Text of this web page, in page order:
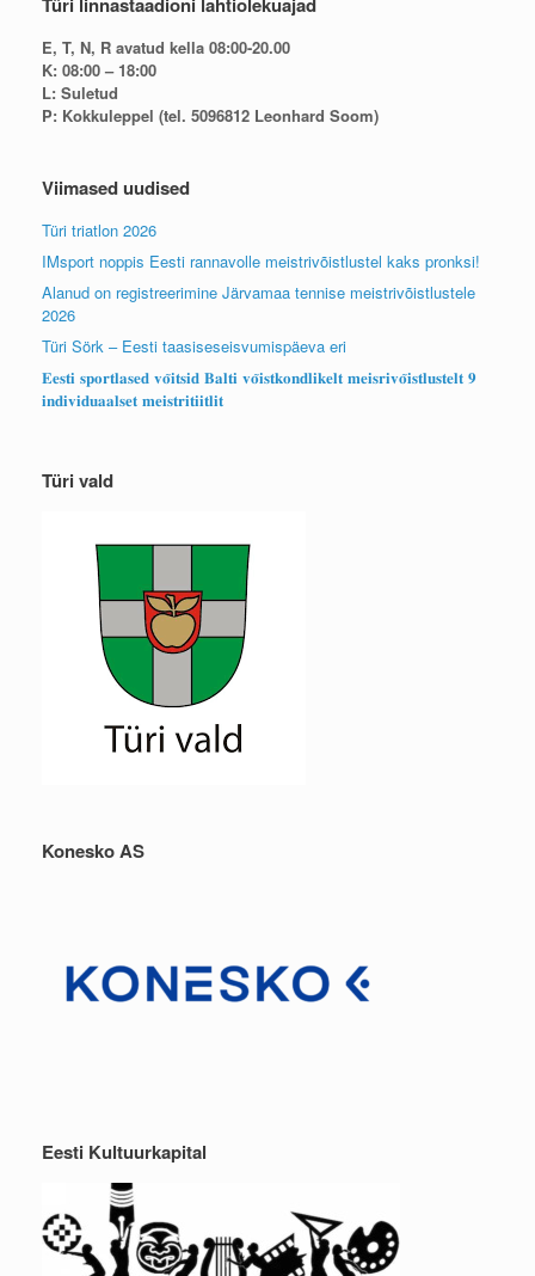
E, T, N, R avatud kella 08:00-20.00
K: 08:00 – 18:00
L: Suletud
P: Kokkuleppel (tel. 5096812 Leonhard Soom)
Viimased uudised
Türi triatlon 2026
IMsport noppis Eesti rannavolle meistrivõistlustel kaks pronksi!
Alanud on registreerimine Järvamaa tennise meistrivõistlustele
2026
Türi Sörk – Eesti taasiseseisvumispäeva eri
𝐄𝐞𝐬𝐭𝐢 𝐬𝐩𝐨𝐫𝐭𝐥𝐚𝐬𝐞𝐝 𝐯𝐨̃𝐢𝐭𝐬𝐢𝐝 𝐁𝐚𝐥𝐭𝐢 𝐯𝐨̃𝐢𝐬𝐭𝐤𝐨𝐧𝐝𝐥𝐢𝐤𝐞𝐥𝐭 𝐦𝐞𝐢𝐬𝐫𝐢𝐯𝐨̃𝐢𝐬𝐭𝐥𝐮𝐬𝐭𝐞𝐥𝐭 𝟗
𝐢𝐧𝐝𝐢𝐯𝐢𝐝𝐮𝐚𝐚𝐥𝐬𝐞𝐭 𝐦𝐞𝐢𝐬𝐭𝐫𝐢𝐭𝐢𝐢𝐭𝐥𝐢𝐭
Türi vald
Konesko AS
Eesti Kultuurkapital